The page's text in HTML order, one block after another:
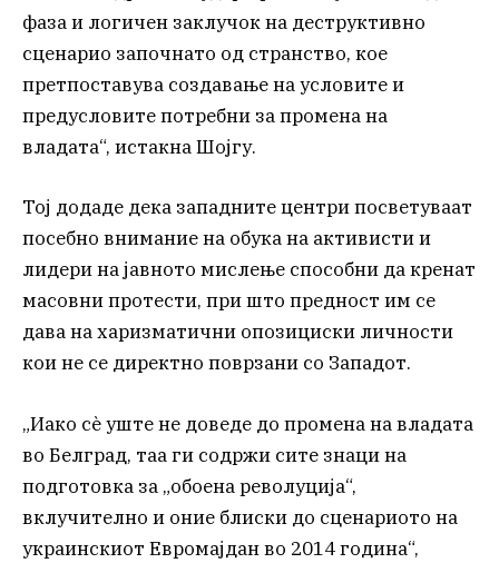
фаза и логичен заклучок на деструктивно
сценарио започнато од странство, кое
претпоставува создавање на условите и
предусловите потребни за промена на
владата“, истакна Шојгу.
Тој додаде дека западните центри посветуваат
посебно внимание на обука на активисти и
лидери на јавното мислење способни да кренат
масовни протести, при што предност им се
дава на харизматични опозициски личности
кои не се директно поврзани со Западот.
„Иако сè уште не доведе до промена на владата
во Белград, таа ги содржи сите знаци на
подготовка за „обоена револуција“,
вклучително и оние блиски до сценариото на
украинскиот Евромајдан во 2014 година“,